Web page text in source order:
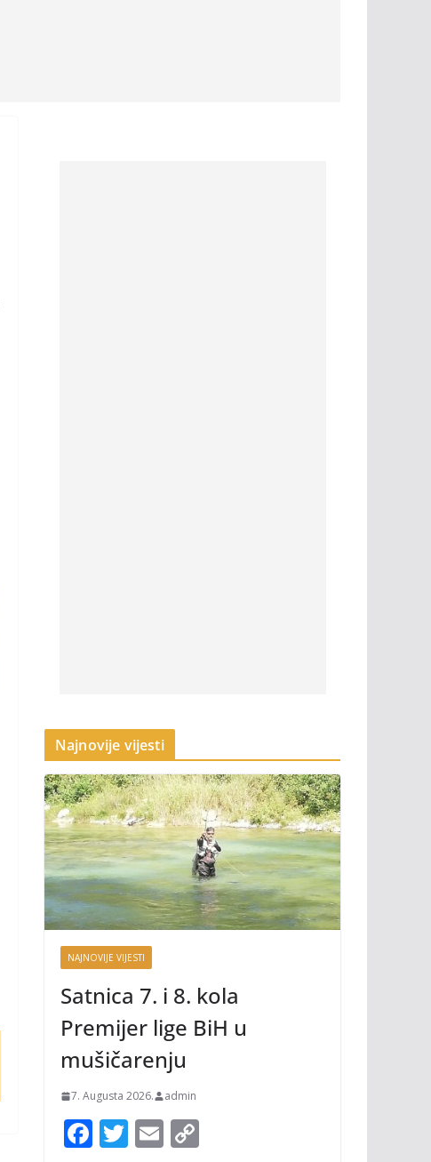
Najnovije vijesti
NAJNOVIJE VIJESTI
Satnica 7. i 8. kola
Premijer lige BiH u
mušičarenju
7. Augusta 2026. admin
F T E